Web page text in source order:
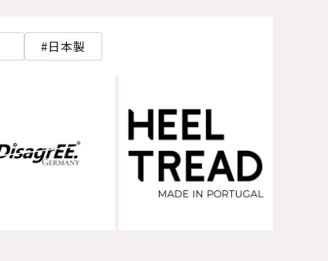
日本製